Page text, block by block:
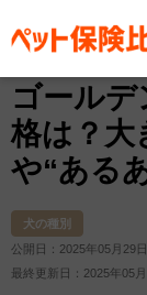
お役立ち情
ゴール
格は？大
や“ある
犬の種別
公開日：2025年05月29日
最終更新日：2025年05